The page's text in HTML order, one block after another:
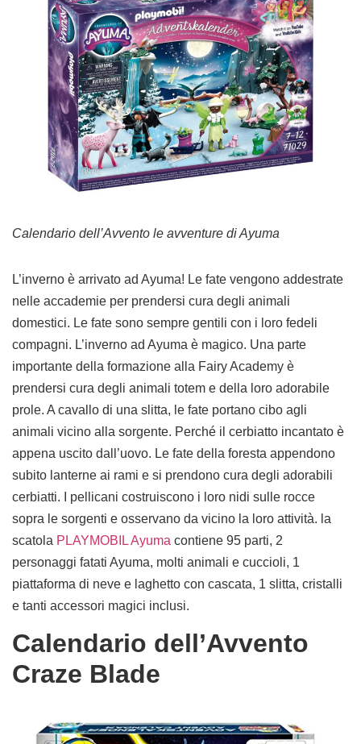
Calendario dell’Avvento le avventure di Ayuma
L’inverno è arrivato ad Ayuma! Le fate vengono addestrate
nelle accademie per prendersi cura degli animali
domestici. Le fate sono sempre gentili con i loro fedeli
compagni. L’inverno ad Ayuma è magico. Una parte
importante della formazione alla Fairy Academy è
prendersi cura degli animali totem e della loro adorabile
prole. A cavallo di una slitta, le fate portano cibo agli
animali vicino alla sorgente. Perché il cerbiatto incantato è
appena uscito dall’uovo. Le fate della foresta appendono
subito lanterne ai rami e si prendono cura degli adorabili
cerbiatti. I pellicani costruiscono i loro nidi sulle rocce
sopra le sorgenti e osservano da vicino la loro attività. la
scatola PLAYMOBIL Ayuma contiene 95 parti, 2
personaggi fatati Ayuma, molti animali e cuccioli, 1
piattaforma di neve e laghetto con cascata, 1 slitta, cristalli
e tanti accessori magici inclusi.
Calendario dell’Avvento
Craze Blade